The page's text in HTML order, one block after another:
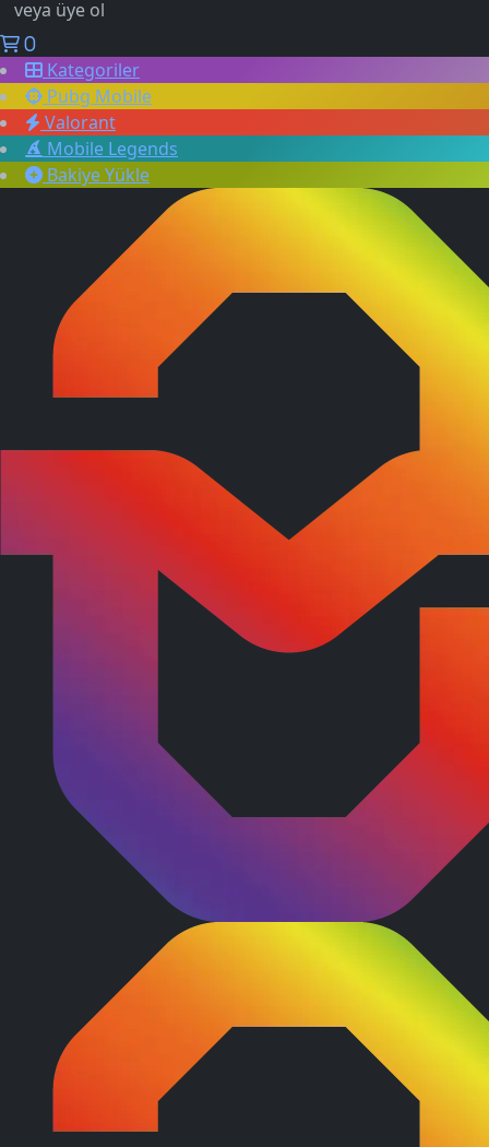
veya üye ol
0
Kategoriler
Pubg Mobile
Valorant
Mobile Legends
Bakiye Yükle